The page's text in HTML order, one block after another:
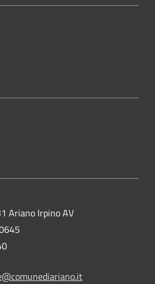
Ariano Irpino AV